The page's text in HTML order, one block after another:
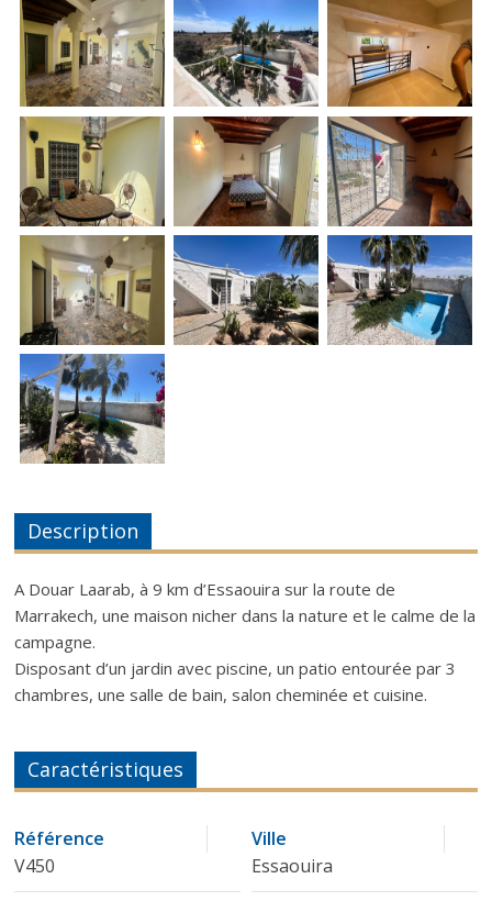
Description
A Douar Laarab, à 9 km d’Essaouira sur la route de
Marrakech, une maison nicher dans la nature et le calme de la
campagne.
Disposant d’un jardin avec piscine, un patio entourée par 3
chambres, une salle de bain, salon cheminée et cuisine.
Caractéristiques
Référence
V450
Ville
Essaouira